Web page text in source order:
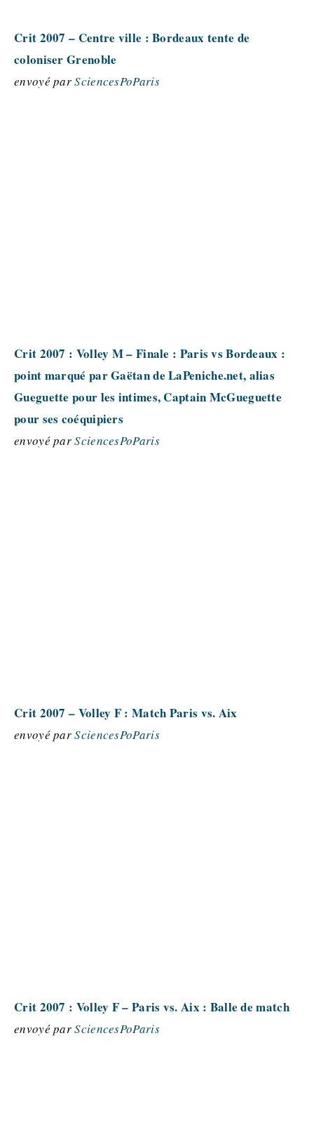
Crit 2007 – Centre ville : Bordeaux tente de
coloniser Grenoble
envoyé parSciencesPoParis
Crit 2007 : Volley M – Finale : Paris vs Bordeaux :
point marqué par Gaëtan de LaPeniche.net, alias
Gueguette pour les intimes, Captain McGueguette
pour ses coéquipiers
envoyé parSciencesPoParis
Crit 2007 – Volley F : Match Paris vs. Aix
envoyé parSciencesPoParis
Crit 2007 : Volley F – Paris vs. Aix : Balle de match
envoyé parSciencesPoParis